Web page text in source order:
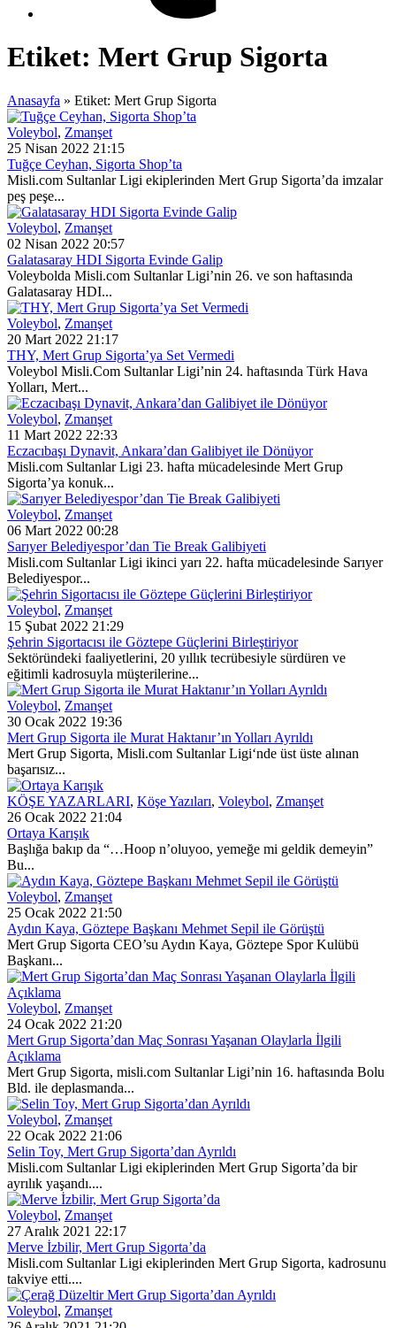
Etiket: Mert Grup Sigorta
Anasayfa » Etiket: Mert Grup Sigorta
Voleybol, Zmanşet
25 Nisan 2022 21:15
Tuğçe Ceyhan, Sigorta Shop’ta
Misli.com Sultanlar Ligi ekiplerinden Mert Grup Sigorta’da imzalar
peş peşe...
Voleybol, Zmanşet
02 Nisan 2022 20:57
Galatasaray HDI Sigorta Evinde Galip
Voleybolda Misli.com Sultanlar Ligi’nin 26. ve son haftasında
Galatasaray HDI...
Voleybol, Zmanşet
20 Mart 2022 21:17
THY, Mert Grup Sigorta’ya Set Vermedi
Voleybol Misli.Com Sultanlar Ligi’nin 24. haftasında Türk Hava
Yolları, Mert...
Voleybol, Zmanşet
11 Mart 2022 22:33
Eczacıbaşı Dynavit, Ankara’dan Galibiyet ile Dönüyor
Misli.com Sultanlar Ligi 23. hafta mücadelesinde Mert Grup
Sigorta’ya konuk...
Voleybol, Zmanşet
06 Mart 2022 00:28
Sarıyer Belediyespor’dan Tie Break Galibiyeti
Misli.com Sultanlar Ligi ikinci yarı 22. hafta mücadelesinde Sarıyer
Belediyespor...
Voleybol, Zmanşet
15 Şubat 2022 21:29
Şehrin Sigortacısı ile Göztepe Güçlerini Birleştiriyor
Sektöründeki faaliyetlerini, 20 yıllık tecrübesiyle sürdüren ve
eğitimli kadrosuyla müşterilerine...
Voleybol, Zmanşet
30 Ocak 2022 19:36
Mert Grup Sigorta ile Murat Haktanır’ın Yolları Ayrıldı
Mert Grup Sigorta, Misli.com Sultanlar Ligi‘nde üst üste alınan
başarısız...
KÖŞE YAZARLARI, Köşe Yazıları, Voleybol, Zmanşet
26 Ocak 2022 21:04
Ortaya Karışık
Başlığa bakıp da “…Hoop n’oluyoo, yemeğe mi geldik demeyin”
Bu...
Voleybol, Zmanşet
25 Ocak 2022 21:50
Aydın Kaya, Göztepe Başkanı Mehmet Sepil ile Görüştü
Mert Grup Sigorta CEO’su Aydın Kaya, Göztepe Spor Kulübü
Başkanı...
Voleybol, Zmanşet
24 Ocak 2022 21:20
Mert Grup Sigorta’dan Maç Sonrası Yaşanan Olaylarla İlgili
Açıklama
Mert Grup Sigorta, misli.com Sultanlar Ligi’nin 16. haftasında Bolu
Bld. ile deplasmanda...
Voleybol, Zmanşet
22 Ocak 2022 21:06
Selin Toy, Mert Grup Sigorta’dan Ayrıldı
Misli.com Sultanlar Ligi ekiplerinden Mert Grup Sigorta’da bir
ayrılık yaşandı....
Voleybol, Zmanşet
27 Aralık 2021 22:17
Merve İzbilir, Mert Grup Sigorta’da
Misli.com Sultanlar Ligi ekiplerinden Mert Grup Sigorta, kadrosunu
takviye etti....
Voleybol, Zmanşet